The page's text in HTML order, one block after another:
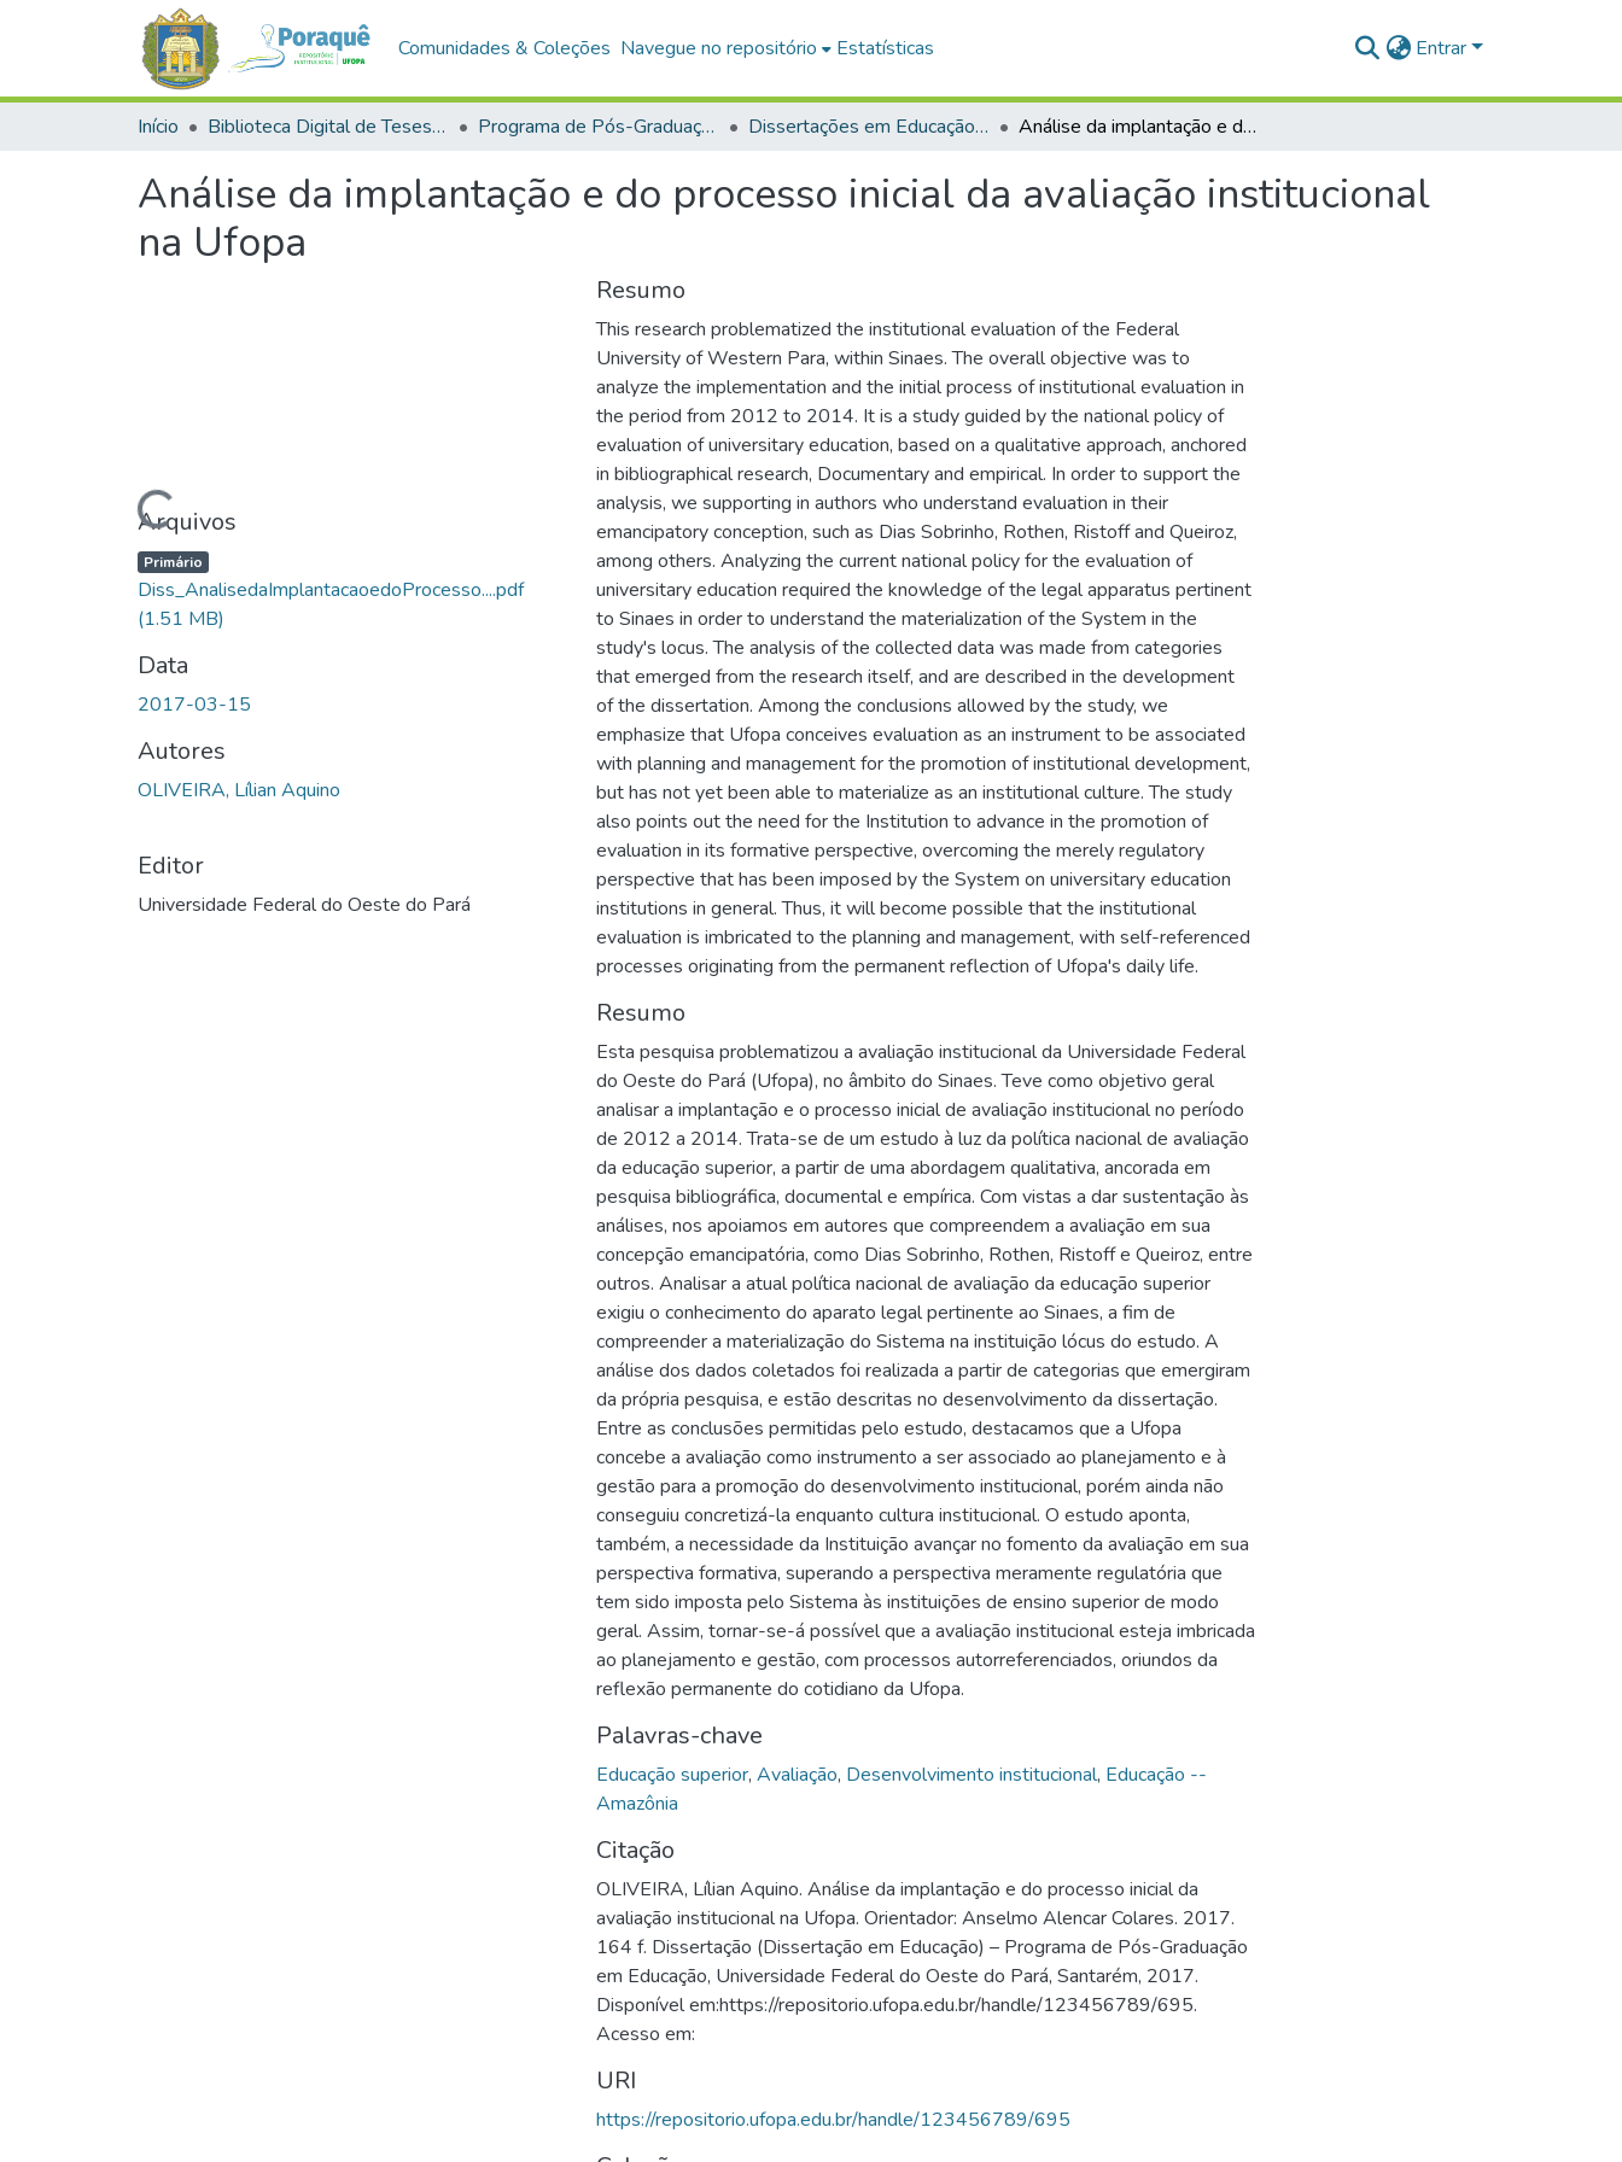
Comunidades & Coleções Navegue no repositório Estatísticas Entrar
Início Biblioteca Digital de Teses e Dissertações (BDTD) Programa de Pós-Graduação em Educação (PPGE) Dissertações em Educação (Mestrado) Análise da implantação e do processo inicial da avaliação institucional na Ufopa
Análise da implantação e do processo inicial da avaliação institucional
na Ufopa
Carregando...Arquivos
Primário
Diss_AnalisedaImplantacaoedoProcesso....pdf
(1.51 MB)
Data
2017-03-15
Autores
OLIVEIRA, Lílian Aquino
Editor
Universidade Federal do Oeste do Pará
Resumo
This research problematized the institutional evaluation of the Federal
University of Western Para, within Sinaes. The overall objective was to
analyze the implementation and the initial process of institutional evaluation in
the period from 2012 to 2014. It is a study guided by the national policy of
evaluation of universitary education, based on a qualitative approach, anchored
in bibliographical research, Documentary and empirical. In order to support the
analysis, we supporting in authors who understand evaluation in their
emancipatory conception, such as Dias Sobrinho, Rothen, Ristoff and Queiroz,
among others. Analyzing the current national policy for the evaluation of
universitary education required the knowledge of the legal apparatus pertinent
to Sinaes in order to understand the materialization of the System in the
study's locus. The analysis of the collected data was made from categories
that emerged from the research itself, and are described in the development
of the dissertation. Among the conclusions allowed by the study, we
emphasize that Ufopa conceives evaluation as an instrument to be associated
with planning and management for the promotion of institutional development,
but has not yet been able to materialize as an institutional culture. The study
also points out the need for the Institution to advance in the promotion of
evaluation in its formative perspective, overcoming the merely regulatory
perspective that has been imposed by the System on universitary education
institutions in general. Thus, it will become possible that the institutional
evaluation is imbricated to the planning and management, with self-referenced
processes originating from the permanent reflection of Ufopa's daily life.
Resumo
Esta pesquisa problematizou a avaliação institucional da Universidade Federal
do Oeste do Pará (Ufopa), no âmbito do Sinaes. Teve como objetivo geral
analisar a implantação e o processo inicial de avaliação institucional no período
de 2012 a 2014. Trata-se de um estudo à luz da política nacional de avaliação
da educação superior, a partir de uma abordagem qualitativa, ancorada em
pesquisa bibliográfica, documental e empírica. Com vistas a dar sustentação às
análises, nos apoiamos em autores que compreendem a avaliação em sua
concepção emancipatória, como Dias Sobrinho, Rothen, Ristoff e Queiroz, entre
outros. Analisar a atual política nacional de avaliação da educação superior
exigiu o conhecimento do aparato legal pertinente ao Sinaes, a fim de
compreender a materialização do Sistema na instituição lócus do estudo. A
análise dos dados coletados foi realizada a partir de categorias que emergiram
da própria pesquisa, e estão descritas no desenvolvimento da dissertação.
Entre as conclusões permitidas pelo estudo, destacamos que a Ufopa
concebe a avaliação como instrumento a ser associado ao planejamento e à
gestão para a promoção do desenvolvimento institucional, porém ainda não
conseguiu concretizá-la enquanto cultura institucional. O estudo aponta,
também, a necessidade da Instituição avançar no fomento da avaliação em sua
perspectiva formativa, superando a perspectiva meramente regulatória que
tem sido imposta pelo Sistema às instituições de ensino superior de modo
geral. Assim, tornar-se-á possível que a avaliação institucional esteja imbricada
ao planejamento e gestão, com processos autorreferenciados, oriundos da
reflexão permanente do cotidiano da Ufopa.
Palavras-chave
Educação superior, Avaliação, Desenvolvimento institucional, Educação --
Amazônia
Citação
OLIVEIRA, Lílian Aquino. Análise da implantação e do processo inicial da
avaliação institucional na Ufopa. Orientador: Anselmo Alencar Colares. 2017.
164 f. Dissertação (Dissertação em Educação) – Programa de Pós-Graduação
em Educação, Universidade Federal do Oeste do Pará, Santarém, 2017.
Disponível em:https://repositorio.ufopa.edu.br/handle/123456789/695.
Acesso em:
URI
https://repositorio.ufopa.edu.br/handle/123456789/695